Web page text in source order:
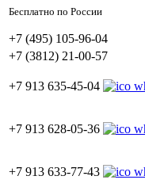
Бесплатно по России
+7 (495) 105-96-04
+7 (3812) 21-00-57
+7 913 635-45-04
+7 913 628-05-36
+7 913 633-77-43